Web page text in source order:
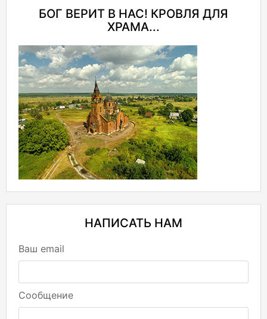
БОГ ВЕРИТ В НАС! КРОВЛЯ ДЛЯ
ХРАМА...
НАПИСАТЬ НАМ
Ваш email
Сообщение